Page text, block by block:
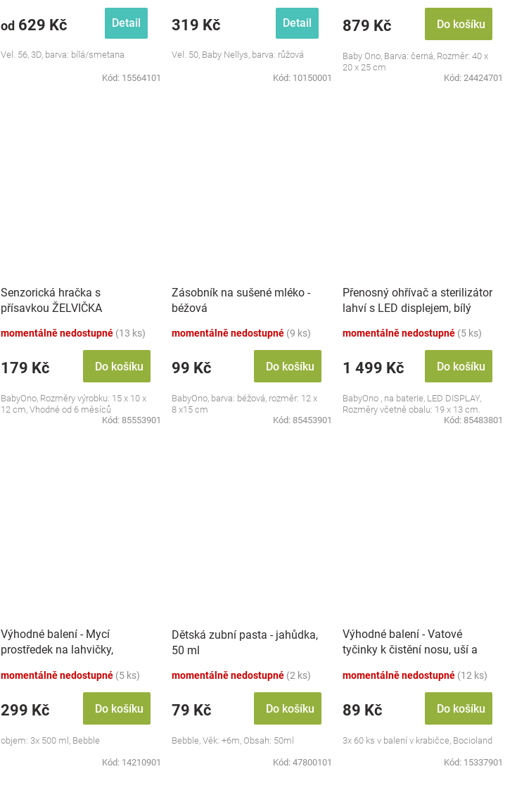
od 629 Kč Detail
Vel. 56, 3D, barva: bílá/smetana
Kód: 15564101
319 Kč Detail
Vel. 50, Baby Nellys, barva: růžová
Kód: 10150001
879 Kč Do košíku
Baby Ono, Barva: černá, Rozměr: 40 x
20 x 25 cm
Kód: 24424701
Senzorická hračka s
přísavkou ŽELVIČKA
momentálně nedostupné (13 ks)
179 Kč Do košíku
BabyOno, Rozměry výrobku: 15 x 10 x
12 cm, Vhodné od 6 měsíců
Kód: 85553901
Zásobník na sušené mléko -
béžová
momentálně nedostupné (9 ks)
99 Kč Do košíku
BabyOno, barva: béžová, rozměr: 12 x
8 x15 cm
Kód: 85453901
Přenosný ohřívač a sterilizátor
lahví s LED displejem, bílý
momentálně nedostupné (5 ks)
1 499 Kč Do košíku
BabyOno , na baterie, LED DISPLAY,
Rozměry včetně obalu: 19 x 13 cm.
Kód: 85483801
Výhodné balení - Mycí
prostředek na lahvičky,
momentálně nedostupné (5 ks)
299 Kč Do košíku
objem: 3x 500 ml, Bebble
Kód: 14210901
Dětská zubní pasta - jahůdka,
50 ml
momentálně nedostupné (2 ks)
79 Kč Do košíku
Bebble, Věk: +6m, Obsah: 50ml
Kód: 47800101
Výhodné balení - Vatové
tyčinky k čistění nosu, uší a
momentálně nedostupné (12 ks)
89 Kč Do košíku
3x 60 ks v balení v krabičce, Bocioland
Kód: 15337901